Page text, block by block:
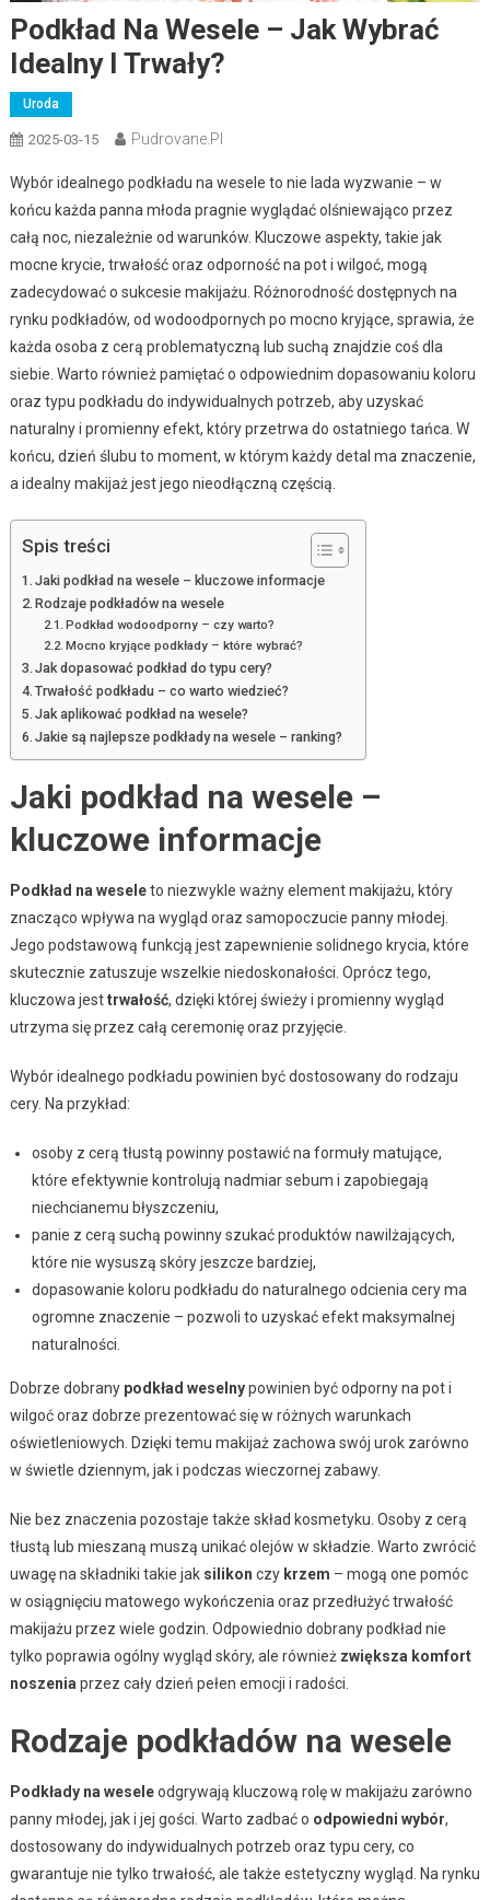
Podkład Na Wesele – Jak Wybrać
Idealny I Trwały?
Uroda
2025-03-15 Pudrovane.pl
Wybór idealnego podkładu na wesele to nie lada wyzwanie – w
końcu każda panna młoda pragnie wyglądać olśniewająco przez
całą noc, niezależnie od warunków. Kluczowe aspekty, takie jak
mocne krycie, trwałość oraz odporność na pot i wilgoć, mogą
zadecydować o sukcesie makijażu. Różnorodność dostępnych na
rynku podkładów, od wodoodpornych po mocno kryjące, sprawia, że
każda osoba z cerą problematyczną lub suchą znajdzie coś dla
siebie. Warto również pamiętać o odpowiednim dopasowaniu koloru
oraz typu podkładu do indywidualnych potrzeb, aby uzyskać
naturalny i promienny efekt, który przetrwa do ostatniego tańca. W
końcu, dzień ślubu to moment, w którym każdy detal ma znaczenie,
a idealny makijaż jest jego nieodłączną częścią.
Spis treści
Jaki podkład na wesele – kluczowe informacje
Rodzaje podkładów na wesele
Podkład wodoodporny – czy warto?
Mocno kryjące podkłady – które wybrać?
Jak dopasować podkład do typu cery?
Trwałość podkładu – co warto wiedzieć?
Jak aplikować podkład na wesele?
Jakie są najlepsze podkłady na wesele – ranking?
Jaki podkład na wesele –
kluczowe informacje
Podkład na weseleto niezwykle ważny element makijażu, który
znacząco wpływa na wygląd oraz samopoczucie panny młodej.
Jego podstawową funkcją jest zapewnienie solidnego krycia, które
skutecznie zatuszuje wszelkie niedoskonałości. Oprócz tego,
kluczowa jesttrwałość, dzięki której świeży i promienny wygląd
utrzyma się przez całą ceremonię oraz przyjęcie.
Wybór idealnego podkładu powinien być dostosowany do rodzaju
cery. Na przykład:
osoby z cerą tłustą powinny postawić na formuły matujące,
które efektywnie kontrolują nadmiar sebum i zapobiegają
niechcianemu błyszczeniu,
panie z cerą suchą powinny szukać produktów nawilżających,
które nie wysuszą skóry jeszcze bardziej,
dopasowanie koloru podkładu do naturalnego odcienia cery ma
ogromne znaczenie – pozwoli to uzyskać efekt maksymalnej
naturalności.
Dobrze dobrany podkład weselnypowinien być odporny na pot i
wilgoć oraz dobrze prezentować się w różnych warunkach
oświetleniowych. Dzięki temu makijaż zachowa swój urok zarówno
w świetle dziennym, jak i podczas wieczornej zabawy.
Nie bez znaczenia pozostaje także skład kosmetyku. Osoby z cerą
tłustą lub mieszaną muszą unikać olejów w składzie. Warto zwrócić
uwagę na składniki takie jak silikon czy krzem – mogą one pomóc
w osiągnięciu matowego wykończenia oraz przedłużyć trwałość
makijażu przez wiele godzin. Odpowiednio dobrany podkład nie
tylko poprawia ogólny wygląd skóry, ale również zwiększa komfort
noszenia przez cały dzień pełen emocji i radości.
Rodzaje podkładów na wesele
Podkłady na weseleodgrywają kluczową rolę w makijażu zarówno
panny młodej, jak i jej gości. Warto zadbać o odpowiedni wybór,
dostosowany do indywidualnych potrzeb oraz typu cery, co
gwarantuje nie tylko trwałość, ale także estetyczny wygląd. Na rynku